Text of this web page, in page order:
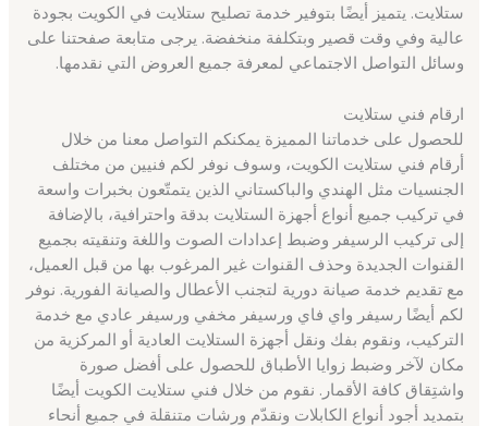
ستلايت. يتميز أيضًا بتوفير خدمة تصليح ستلايت في الكويت بجودة
عالية وفي وقت قصير وبتكلفة منخفضة. يرجى متابعة صفحتنا على
وسائل التواصل الاجتماعي لمعرفة جميع العروض التي نقدمها.
ارقام فني ستلايت
للحصول على خدماتنا المميزة يمكنكم التواصل معنا من خلال
أرقام فني ستلايت الكويت، وسوف نوفر لكم فنيين من مختلف
الجنسيات مثل الهندي والباكستاني الذين يتمتّعون بخبرات واسعة
في تركيب جميع أنواع أجهزة الستلايت بدقة واحترافية، بالإضافة
إلى تركيب الرسيفر وضبط إعدادات الصوت واللغة وتنقيته بجميع
القنوات الجديدة وحذف القنوات غير المرغوب بها من قبل العميل،
مع تقديم خدمة صيانة دورية لتجنب الأعطال والصيانة الفورية. نوفر
لكم أيضًا رسيفر واي فاي ورسيفر مخفي ورسيفر عادي مع خدمة
التركيب، ونقوم بفك ونقل أجهزة الستلايت العادية أو المركزية من
مكان لآخر وضبط زوايا الأطباق للحصول على أفضل صورة
واشتِقاق كافة الأقمار. نقوم من خلال فني ستلايت الكويت أيضًا
بتمديد أجود أنواع الكابلات ونقدّم ورشات متنقلة في جميع أنحاء